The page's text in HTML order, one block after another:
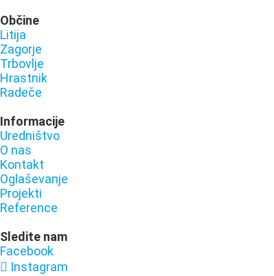
Občine
Litija
Zagorje
Trbovlje
Hrastnik
Radeče
Informacije
Uredništvo
O nas
Kontakt
Oglaševanje
Projekti
Reference
Sledite nam
Facebook
Instagram